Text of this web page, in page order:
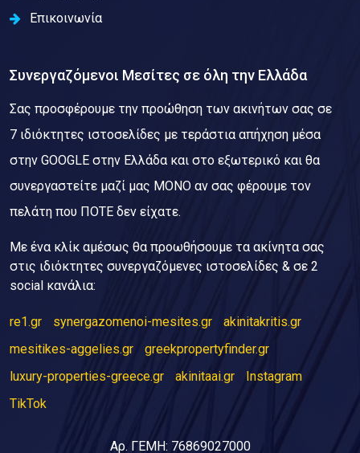
Επικοινωνία
Συνεργαζόμενοι Μεσίτες σε όλη την Ελλάδα
Σας προσφέρουμε την προώθηση των ακινήτων σας σε
7 ιδιόκτητες ιστοσελίδες με τεράστια απήχηση μέσα
στην GOOGLE στην Ελλάδα και στο εξωτερικό και θα
συνεργαστείτε μαζί μας ΜΟΝΟ αν σας φέρουμε τον
πελάτη που ΠΟΤΕ δεν είχατε.
Με ένα κλίκ αμέσως θα προωθήσουμε τα ακίνητα σας
στις ιδιόκτητες συνεργαζόμενες ιστοσελίδες & σε 2
social κανάλια:
re1.gr synergazomenoi-mesites.gr
akinitakritis.gr
mesitikes-aggelies.gr
greekpropertyfinder.gr
luxury-properties-greece.gr
akinitaai.gr
Instagram
TikTok
Αρ. ΓΕΜΗ: 76869027000